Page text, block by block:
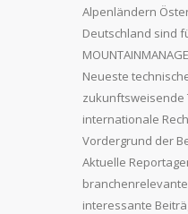
Alpenländern
Deutschland sind
Neueste
zukunftsweisende
internationale
Vordergrund der
Aktuelle
interessante